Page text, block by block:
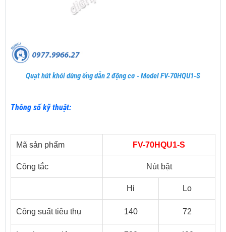
Quạt hút khói dùng ống dẫn 2 động cơ - Model FV-70HQU1-S
Thông số kỹ thuật:
Mã sản phẩm FV-70HQU1-S
Công tắc Nút bật
Hi Lo
Công suất tiêu thụ 140 72